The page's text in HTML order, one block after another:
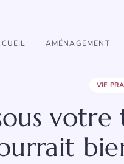
AMÉNAGEMENT
VIE